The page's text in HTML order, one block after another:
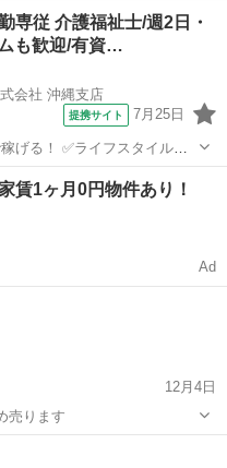
GSX
専従 介護福祉士/週2日・
も歓迎/有資…
会社 沖縄支店
提携サイト 7月25日
定性抜群！ 【大手で働くメリットはコチラ♪】 ✨給与・待遇が高...
賃1ヶ月0円物件あり！
Ad
12月4日
売ります